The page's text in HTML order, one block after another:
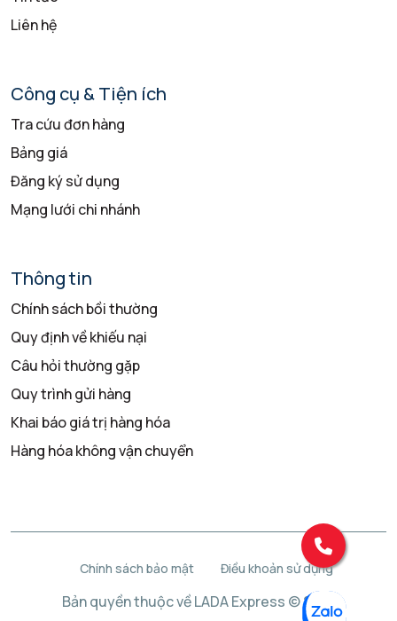
Liên hệ
Công cụ & Tiện ích
Tra cứu đơn hàng
Bảng giá
Đăng ký sử dụng
Mạng lưới chi nhánh
Thông tin
Chính sách bồi thường
Quy định về khiếu nại
Câu hỏi thường gặp
Quy trình gửi hàng
Khai báo giá trị hàng hóa
Hàng hóa không vận chuyển
Chính sách bảo mật Điều khoản sử dụng
Bản quyền thuộc về LADA Express © 2025